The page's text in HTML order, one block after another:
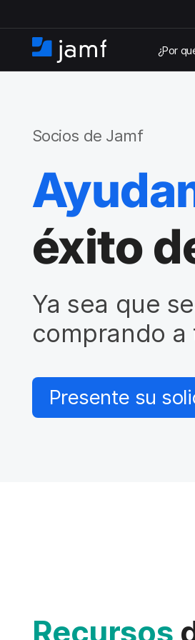
r
a
e
d
o
r
i
n
p
l
I
n
o
¿Por
Socios de Jamf
éxito
Ya sea que
comprando
Presente su
Recursos